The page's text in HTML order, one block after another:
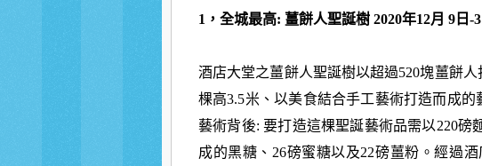
1，全城最高: 薑餅人聖誕樹 2020年12月 9日-
酒店大堂之薑餅人聖誕樹以超過520塊薑餅
棵高3.5米、以美食結合手工藝術打造而成
藝術背後: 要打造這棵聖誕藝術品需以220磅
成的黑糖、26磅蜜糖以及22磅薑粉。經過